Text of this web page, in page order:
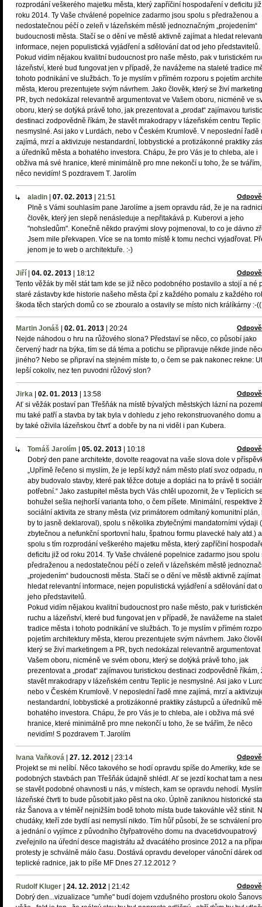
rozprodání veškerého majetku města, který zapříčiní hospodaření v deficitu
roku 2014. Ty Vaše chválené popelnice zadarmo jsou spolu s předraženou a
nedostatečnou péčí o zeleň v lázeňském městě jednoznačným „projedením“
budoucnosti města. Stačí se o dění ve městě aktivně zajímat a hledat
informace, nejen populistická vyjádření a sdělování dat od jeho představitelů.
Pokud vidím nějakou kvalitní budoucnost pro naše město, pak v turistickém
lázeňství, které bud fungovat jen v případě, že navážeme na staleté tradice
tohoto podnikání ve službách. To je myslím v přímém rozporu s pojetím
města, kterou prezentujete svým návrhem. Jako člověk, který se živí
PR, bych nedokázal relevantně argumentovat ve Vašem oboru, nicméně ve
oboru, který se dotýká právě toho, jak prezentovat a „prodat“ zajímavou
destinaci zodpovědně říkám, že stavět mrakodrapy v lázeňském centru Teplic
nesmyslné. Asi jako v Lurdách, nebo v Českém Krumlově. V neposlední řadě
zajímá, mrzí a aktivizuje nestandardní, lobbystické a protizákonné praktiky
a úředníků města a bohatého investora. Chápu, že pro Vás je to chleba, ale i
obživa má své hranice, které minimálně pro mne nekončí u toho, že se
něco nevidím! S pozdravem T. Jarolím
aladin 07. 02. 2013 21:51
Plně s Vámi souhlasím pane Jarolíme a jsem opravdu rád, že je na
člověk, který jen slepě nenásleduje a nepřitakává p. Kuberovi a jeho
"nohsledům". Konečně někdo pravými slovy pojmenoval, to co je dávno
Jsem mile překvapen. Více se na tomto místě k tomu nechci vyjadřovat.
jenom je to web o architektuře. :-)
Jiří 04. 02. 2013 18:12
Tento věžák by měl stát tam kde se již něco podobného postavilo a stojí a né
staré zástavby kde historie našeho města čpí z každého pomalu z každého
škoda těch starých domů co se zbouralo a ostavily se místo nich králíkárny :-((
Martin Jonáš 02. 01. 2013 20:24
Nejde náhodou o hru na růžového slona? Představí se něco, co působí jako
červený hadr na býka, tím se dá téma a potichu se připravuje někde jinde
jiného? Nebo se připraví na stejném míste to, o čem se pak nakonec rekne:
lepší cokoliv, nez ten puvodni růžový slon?
Jirka 02. 01. 2013 13:58
Ať si věžák postaví pan Třešňák na místě bývalých městských lázní na
mu také patří a stavba by tak byla v dohledu z jeho rekonstruovaného domu
by také oživila lázeňskou čtvrť a dobře by na ni viděl i pan Kubera.
Tomáš Jarolím 05. 02. 2013 10:18
Dobrý den pane architekte, dovolte reagovat na vaše slova dole v
„Upřímě řečeno si myslím, že je lepší když nám město platí svoz odpadu,
aby budovalo stavby, které pak těžce dotuje a dopláci na to právě ti
potřební.“ Jako zastupitel města bych Vás chtěl upozornit, že v Teplicích
bohužel sešla nejhorší varianta toho, o čem píšete. Minimální, respektive
sociální aktivita ze strany města (viz primátorem odmítaný komunitní plán,
by to jasně deklaroval), spolu s několika zbytečnými mandatorními výdaji
zbytečnou a nefunkční sportovní halu, špatnou formu plavecké haly atd.) a
spolu s tím rozprodání veškerého majetku města, který zapříčiní
deficitu již od roku 2014. Ty Vaše chválené popelnice zadarmo jsou spolu
předraženou a nedostatečnou péčí o zeleň v lázeňském městě
„projedením“ budoucnosti města. Stačí se o dění ve městě aktivně zajímat
hledat relevantní informace, nejen populistická vyjádření a sdělování dat
jeho představitelů.
Pokud vidím nějakou kvalitní budoucnost pro naše město, pak v
ruchu a lázeňství, které bud fungovat jen v případě, že navážeme na
tradice města i tohoto podnikání ve službách. To je myslím v přímém
pojetím architektury města, kterou prezentujete svým návrhem. Jako
který se živí marketingem a PR, bych nedokázal relevantně argumentovat
Vašem oboru, nicméně ve svém oboru, který se dotýká právě toho, jak
prezentovat a „prodat“ zajímavou turistickou destinaci zodpovědně říkám,
stavět mrakodrapy v lázeňském centru Teplic je nesmyslné. Asi jako v
nebo v Českém Krumlově. V neposlední řadě mne zajímá, mrzí a
nestandardní, lobbystické a protizákonné praktiky zástupců a úředníků
bohatého investora. Chápu, že pro Vás je to chleba, ale i obživa má své
hranice, které minimálně pro mne nekončí u toho, že se tvářím, že něco
nevidím! S pozdravem T. Jarolím
Ivana Vaňková 27. 12. 2012 23:14
Projekt se mi nelíbí. Něco takového se hodí opravdu spíše do Ameriky, kde se
podobných stavbách pan Třešňák údajně shlédl. Ať se jezdí kochat tam a
se stavět podobné ohavnosti u nás, v místech, kam se opravdu nehodí.
lázeňské čtvrti to bude působit jako pěst na oko. Úplně zaniknou historické
ráz Šanova a v téměř nejnižším bodě tohoto místa bude takováhle věž stínit.
chudáky, kteří zde bydlí asi nemyslí nikdo. Tím hůř působí, že se schválení
a jednání o vyjímce z původního čtyřpatrového domu na dvacetidvoupatrový
zveřejnilo na úřední desce magistrátu až dvacátého prosince 2012 a na
protesty je schválně málo času. Dostává opravdu developer vánoční dárek od
teplické radnice, jak to píše MF Dnes 27.12.2012 ?
Rudolf Kluger 24. 12. 2012 21:42
Dobrý den...vizualizace "umňe" budí dojem vzdušného prostoru okolo